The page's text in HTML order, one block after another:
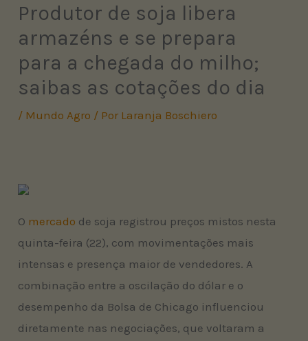
Produtor de soja libera
armazéns e se prepara
para a chegada do milho;
saibas as cotações do dia
/ Mundo Agro / Por Laranja Boschiero
O mercado de soja registrou preços mistos nesta
quinta-feira (22), com movimentações mais
intensas e presença maior de vendedores. A
combinação entre a oscilação do dólar e o
desempenho da Bolsa de Chicago influenciou
diretamente nas negociações, que voltaram a